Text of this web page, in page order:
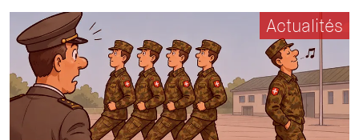
Actualités